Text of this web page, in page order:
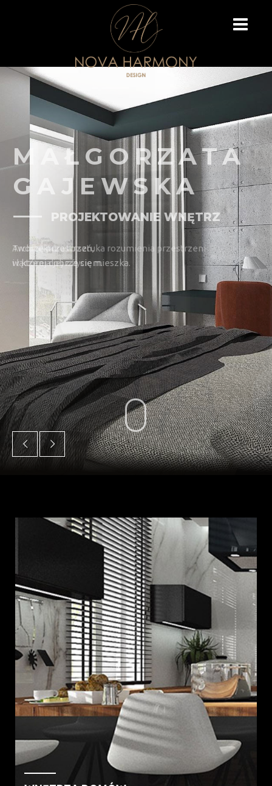
MAŁGORZATA
GAJEWSKA
PROJEKTOWANIE WNĘTRZ
Tworzę przestrzeń,
w której dobrze się mieszka.